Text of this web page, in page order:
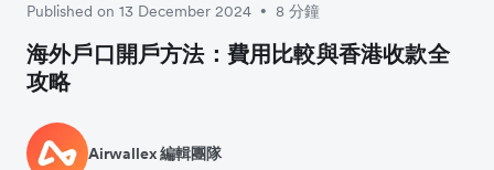
Published on 13 December 2024 • 8 分鐘
海外戶口開戶方法：費用比較與香港收款全
攻略
Airwallex 編輯團隊